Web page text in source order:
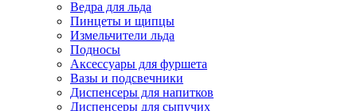
Ведра для льда
Пинцеты и щипцы
Измельчители льда
Подносы
Аксессуары для фуршета
Вазы и подсвечники
Диспенсеры для напитков
Диспенсеры для сыпучих